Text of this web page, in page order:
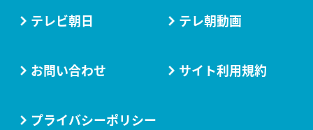
テレビ朝日 テレ朝動画
お問い合わせ サイト利用規約
プライバシーポリシー